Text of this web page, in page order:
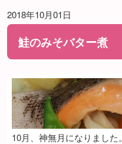
2018年10月01日
鮭のみそバター煮
10月、神無月になりました。